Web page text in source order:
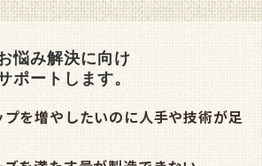
悩み解決に向け
ポートします。
を増やしたいのに人手や技術が足